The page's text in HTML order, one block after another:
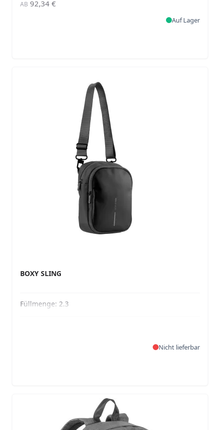
AB 92,34 €
Auf Lager
BOXY SLING
Füllmenge: 2.3
Nicht lieferbar